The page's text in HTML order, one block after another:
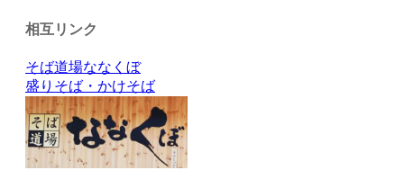
相互リンク
そば道場ななくぼ
盛りそば・かけそば